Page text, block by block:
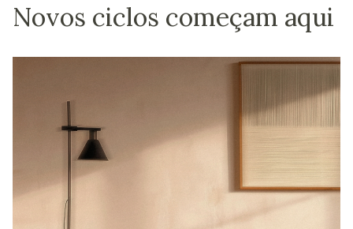
Novos ciclos começam aqui